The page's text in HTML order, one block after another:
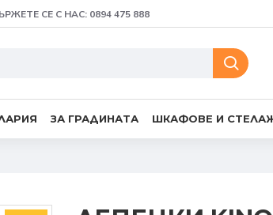
СЕ С НАС: 0894 475 888
ЗА ГРАДИНАТА ШКАФОВЕ И